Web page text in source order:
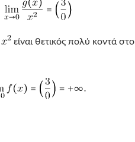
είναι θετικός πολύ κοντά στο